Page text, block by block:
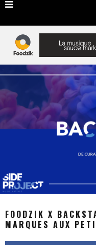
FOODZIK X
MARQUES AUX